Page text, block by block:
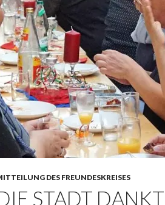
DES FREUNDESKREISES
STADT